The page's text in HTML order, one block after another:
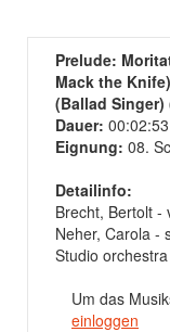
Prelude:
Mack the
(Ballad Singer)
Dauer: 00:02:53
Eignung: 08.
Detailinfo:
Brecht, Bertolt -
Neher, Carola -
Studio orchestra
Um das
einloggen